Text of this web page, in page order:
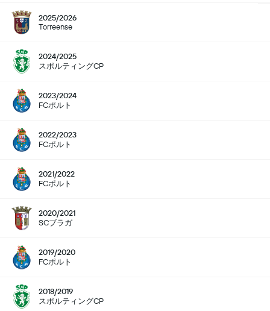
2025/2026
Torreense
2024/2025
スポルティングCP
2023/2024
FCポルト
2022/2023
FCポルト
2021/2022
FCポルト
2020/2021
SCブラガ
2019/2020
FCポルト
2018/2019
スポルティングCP